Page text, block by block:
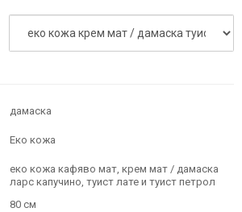
дамаска
Еко кожа
еко кожа кафяво мат, крем мат / дамаска
ларс капучино, туист лате и туист петрол
80 см